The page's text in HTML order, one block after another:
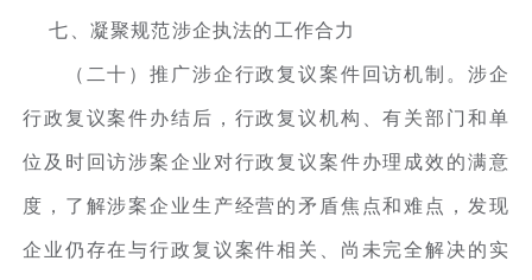
七、凝聚规范涉企执法的工作合力
（二十）推广涉企行政复议案件回访机制。涉企
行政复议案件办结后，行政复议机构、有关部门和单
位及时回访涉案企业对行政复议案件办理成效的满意
度，了解涉案企业生产经营的矛盾焦点和难点，发现
企业仍存在与行政复议案件相关、尚未完全解决的实